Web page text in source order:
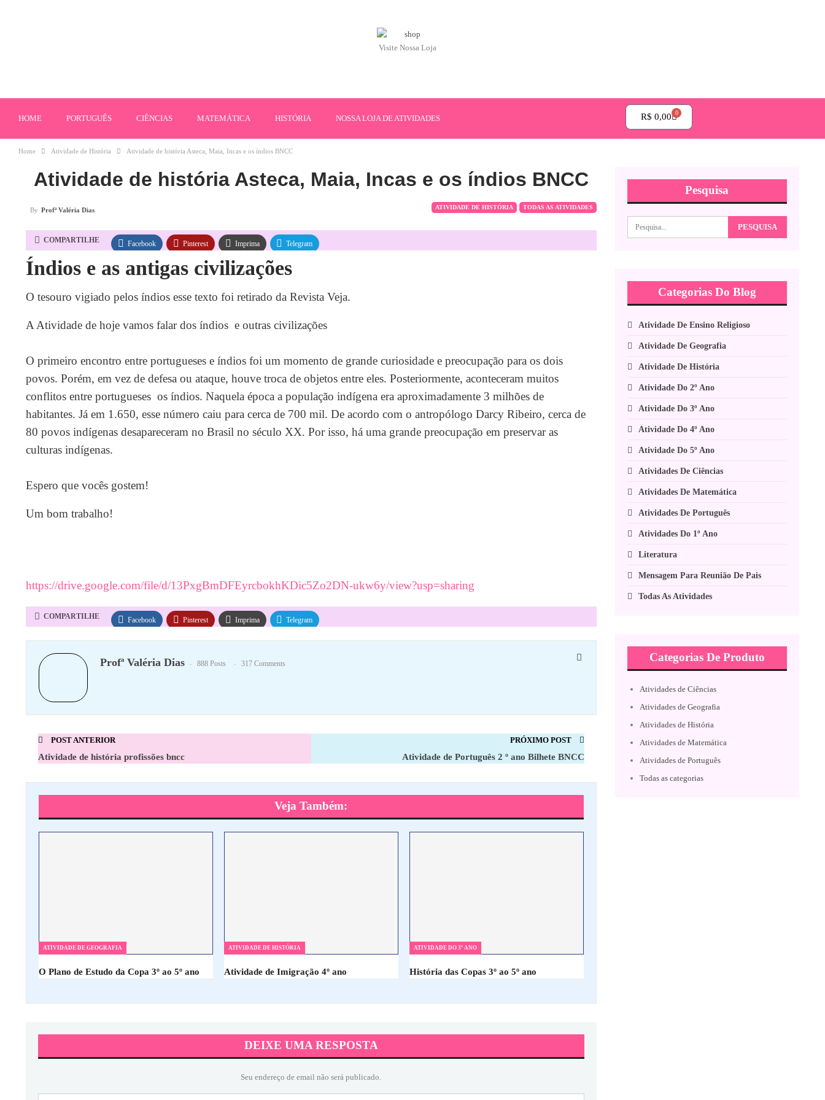
Visite Nossa Loja
HOME PORTUGUÊS CIÊNCIAS MATEMÁTICA HISTÓRIA NOSSA LOJA DE ATIVIDADES R$ 0,00 0
Home Atividade de História Atividade de história Asteca, Maia, Incas e os índios BNCC
Atividade de história Asteca, Maia, Incas e os índios BNCC
ATIVIDADE DE HISTÓRIA TODAS AS ATIVIDADES
By Profª Valéria Dias
COMPARTILHE Facebook Pinterest Imprima Telegram
Índios e as antigas civilizações
O tesouro vigiado pelos índios esse texto foi retirado da Revista Veja.
A Atividade de hoje vamos falar dos índios e outras civilizações
O primeiro encontro entre portugueses e índios foi um momento de grande curiosidade e preocupação para os dois
povos. Porém, em vez de defesa ou ataque, houve troca de objetos entre eles. Posteriormente, aconteceram muitos
conflitos entre portugueses os índios. Naquela época a população indígena era aproximadamente 3 milhões de
habitantes. Já em 1.650, esse número caiu para cerca de 700 mil. De acordo com o antropólogo Darcy Ribeiro, cerca de
80 povos indígenas desapareceram no Brasil no século XX. Por isso, há uma grande preocupação em preservar as
culturas indígenas.
Espero que vocês gostem!
Um bom trabalho!
https://drive.google.com/file/d/13PxgBmDFEyrcbokhKDic5Zo2DN-ukw6y/view?usp=sharing
COMPARTILHE Facebook Pinterest Imprima Telegram
Profª Valéria Dias 888 Posts 317 Comments
POST ANTERIOR
Atividade de história profissões bncc
PRÓXIMO POST
Atividade de Português 2 º ano Bilhete BNCC
Veja Também:
ATIVIDADE DE GEOGRAFIA
O Plano de Estudo da Copa 3º ao 5º ano
ATIVIDADE DE HISTÓRIA
Atividade de Imigração 4º ano
ATIVIDADE DO 3º ANO
História das Copas 3º ao 5º ano
DEIXE UMA RESPOSTA
Seu endereço de email não será publicado.
Pesquisa
Categorias Do Blog
Atividade De Ensino Religioso
Atividade De Geografia
Atividade De História
Atividade Do 2º Ano
Atividade Do 3º Ano
Atividade Do 4º Ano
Atividade Do 5º Ano
Atividades De Ciências
Atividades De Matemática
Atividades De Português
Atividades Do 1º Ano
Literatura
Mensagem Para Reunião De Pais
Todas As Atividades
Categorias De Produto
Atividades de Ciências
Atividades de Geografia
Atividades de História
Atividades de Matemática
Atividades de Português
Todas as categorias